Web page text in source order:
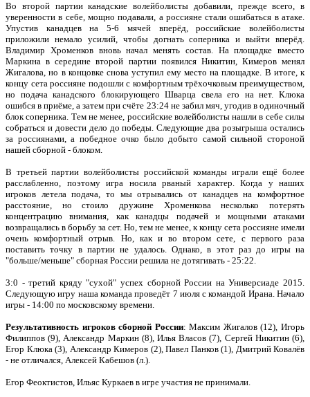
Во второй партии канадские волейболисты добавили, прежде всего, в
уверенности в себе, мощно подавали, а россияне стали ошибаться в атаке.
Упустив канадцев на 5-6 мячей вперёд, российские волейболисты
приложили немало усилий, чтобы догнать соперника и выйти вперёд.
Владимир Хроменков вновь начал менять состав. На площадке вместо
Маркина в середине второй партии появился Никитин, Кимеров менял
Жигалова, но в концовке снова уступил ему место на площадке. В итоге, к
концу сета россияне подошли с комфортным трёхочковым преимуществом,
но подача канадского блокирующего Шварца свела его на нет. Клюка
ошибся в приёме, а затем при счёте 23:24 не забил мяч, угодив в одиночный
блок соперника. Тем не менее, российские волейболисты нашли в себе силы
собраться и довести дело до победы. Следующие два розыгрыша остались
за россиянами, а победное очко было добыто самой сильной стороной
нашей сборной - блоком.
В третьей партии волейболисты российской команды играли ещё более
расслабленно, поэтому игра носила рваный характер. Когда у наших
игроков летела подача, то мы отрывались от канадцев на комфортное
расстояние, но стоило дружине Хроменкова несколько потерять
концентрацию внимания, как канадцы подачей и мощными атаками
возвращались в борьбу за сет. Но, тем не менее, к концу сета россияне имели
очень комфортный отрыв. Но, как и во втором сете, с первого раза
поставить точку в партии не удалось. Однако, в этот раз до игры на
"больше/меньше" сборная России решила не дотягивать - 25:22.
3:0 - третий кряду "сухой" успех сборной России на Универсиаде 2015.
Следующую игру наша команда проведёт 7 июля с командой Ирана. Начало
игры - 14:00 по московскому времени.
Результативность игроков сборной России: Максим Жигалов (12), Игорь
Филиппов (9), Александр Маркин (8), Илья Власов (7), Сергей Никитин (6),
Егор Клюка (3), Александр Кимеров (2), Павел Панков (1), Дмитрий Ковалёв
- не отличался, Алексей Кабешов (л.).
Егор Феоктистов, Ильяс Куркаев в игре участия не принимали.